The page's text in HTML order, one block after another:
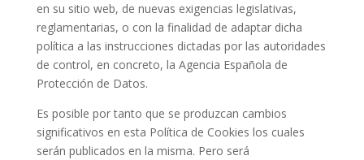
en su sitio web, de nuevas exigencias legislativas,
reglamentarias, o con la finalidad de adaptar dicha
política a las instrucciones dictadas por las autoridades
de control, en concreto, la Agencia Española de
Protección de Datos.
Es posible por tanto que se produzcan cambios
significativos en esta Política de Cookies los cuales
serán publicados en la misma. Pero será